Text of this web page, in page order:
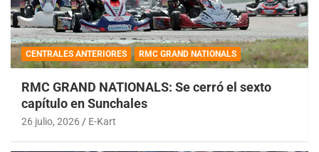
CENTRALES ANTERIORES RMC GRAND NATIONALS
RMC GRAND NATIONALS: Se cerró el sexto
capítulo en Sunchales
26 julio, 2026 E-Kart